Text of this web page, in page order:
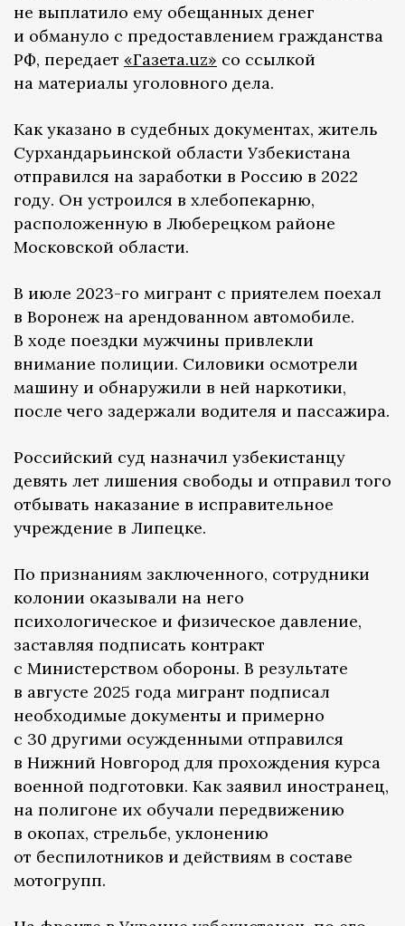
не выплатило ему обещанных денег
и обмануло с предоставлением гражданства
РФ, передает «Газета.uz» со ссылкой
на материалы уголовного дела.
Как указано в судебных документах, житель
Сурхандарьинской области Узбекистана
отправился на заработки в Россию в 2022
году. Он устроился в хлебопекарню,
расположенную в Люберецком районе
Московской области.
В июле 2023-го мигрант с приятелем поехал
в Воронеж на арендованном автомобиле.
В ходе поездки мужчины привлекли
внимание полиции. Силовики осмотрели
машину и обнаружили в ней наркотики,
после чего задержали водителя и пассажира.
Российский суд назначил узбекистанцу
девять лет лишения свободы и отправил того
отбывать наказание в исправительное
учреждение в Липецке.
По признаниям заключенного, сотрудники
колонии оказывали на него
психологическое и физическое давление,
заставляя подписать контракт
с Министерством обороны. В результате
в августе 2025 года мигрант подписал
необходимые документы и примерно
с 30 другими осужденными отправился
в Нижний Новгород для прохождения курса
военной подготовки. Как заявил иностранец,
на полигоне их обучали передвижению
в окопах, стрельбе, уклонению
от беспилотников и действиям в составе
мотогрупп.